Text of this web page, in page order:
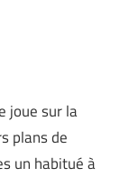
joue sur la
plans de
un habitué à